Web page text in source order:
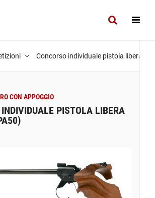
Concorso individuale pistola libera
CON APPOGGIO
INDIVIDUALE PISTOLA LIBERA